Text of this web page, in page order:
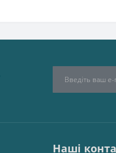
Наші